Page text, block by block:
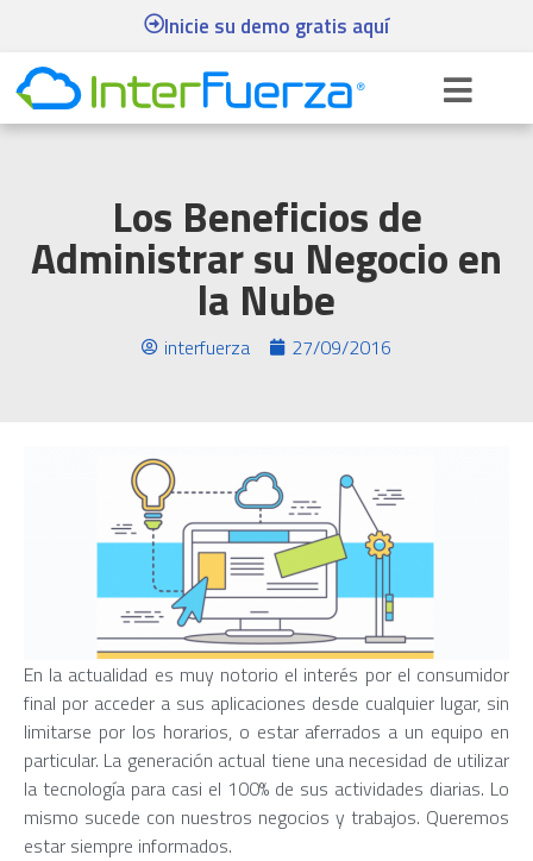
Inicie su demo gratis aquí
Los Beneficios de
Administrar su Negocio en
la Nube
interfuerza 27/09/2016
En la actualidad es muy notorio el interés por el consumidor
final por acceder a sus aplicaciones desde cualquier lugar, sin
limitarse por los horarios, o estar aferrados a un equipo en
particular. La generación actual tiene una necesidad de utilizar
la tecnología para casi el 100% de sus actividades diarias. Lo
mismo sucede con nuestros negocios y trabajos. Queremos
estar siempre informados.